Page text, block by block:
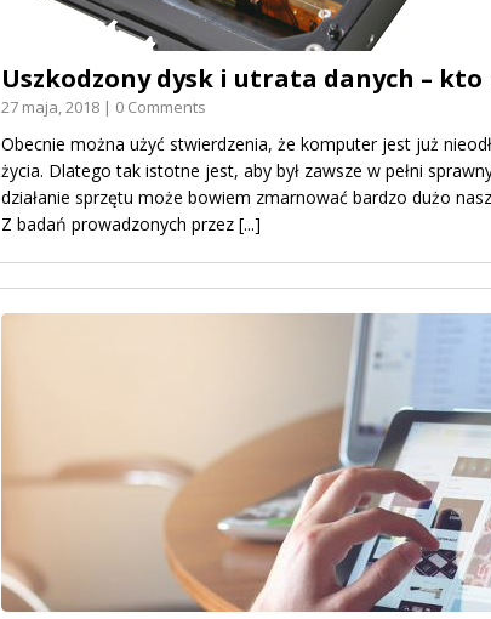
Uszkodzony dysk i utrata danych – kto
27 maja, 2018 | 0 Comments
Obecnie można użyć stwierdzenia, że komputer jest już
życia. Dlatego tak istotne jest, aby był zawsze w pełni
działanie sprzętu może bowiem zmarnować bardzo dużo
Z badań prowadzonych przez [...]